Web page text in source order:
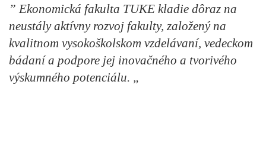
” Ekonomická fakulta TUKE kladie dôraz na
neustály aktívny rozvoj fakulty, založený na
kvalitnom vysokoškolskom vzdelávaní, vedeckom
bádaní a podpore jej inovačného a tvorivého
výskumného potenciálu. „